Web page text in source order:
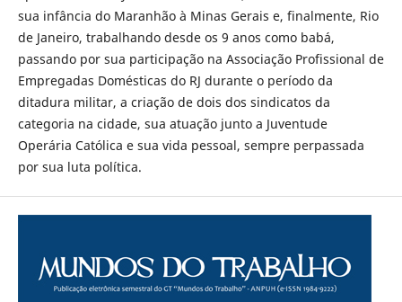
sua infância do Maranhão à Minas Gerais e, finalmente, Rio
de Janeiro, trabalhando desde os 9 anos como babá,
passando por sua participação na Associação Profissional de
Empregadas Domésticas do RJ durante o período da
ditadura militar, a criação de dois dos sindicatos da
categoria na cidade, sua atuação junto a Juventude
Operária Católica e sua vida pessoal, sempre perpassada
por sua luta política.